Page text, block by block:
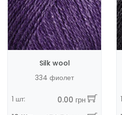
Silk wool
334 фиолет
1 шт:
0.00 грн